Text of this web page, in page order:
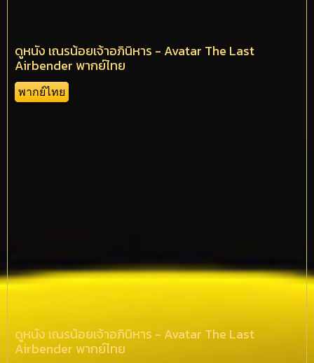
ดูหนัง เณรน้อยเจ้าอภินิหาร - Avatar The Last
Airbender พากย์ไทย
พากย์ไทย
ดูหนัง เณรน้อยเจ้าอภินิหาร - Avatar The Last
Airbender พากย์ไทย